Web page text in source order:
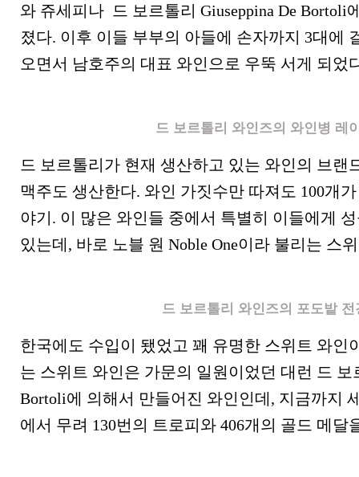
와 쥬세피나 드 보르톨리 Giuseppina De Bortoli
졌다. 이후 이들 부부의 아들에 손자까지 3대에
오면서 남호주의 대표 와인으로 우뚝 서게 되었
드 보르톨리 와인즈의 와인병 레
드 보르톨리가 현재 생산하고 있는 와인의 브랜
맥주도 생산한다. 와인 가짓수만 따져도 100개
야기. 이 많은 와인들 중에서 특별히 이들에게
있는데, 바로 노블 원 Noble One이라 불리는 스
드 보르톨리 와인즈의 포도밭 전
한국에도 수입이 됐었고 꽤 유명한 스위트 와인
는 스위트 와인은 가문의 일원이었던 대런 드 보
Bortoli에 의해서 만들어진 와인인데, 지금까지
에서 무려 130번의 트로피와 406개의 골드 메달